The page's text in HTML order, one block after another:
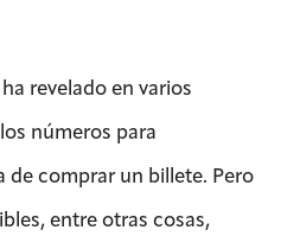
revelado en varios
números para
de comprar un billete. Pero
entre otras cosas,